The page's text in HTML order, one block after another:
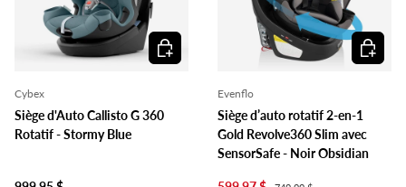
Cybex
Siège d'Auto Callisto G 360
Rotatif - Stormy Blue
Ajouter au panier
Evenflo
Siège d’auto rotatif 2-en-1
Gold Revolve360 Slim avec
SensorSafe - Noir Obsidian
Ajouter